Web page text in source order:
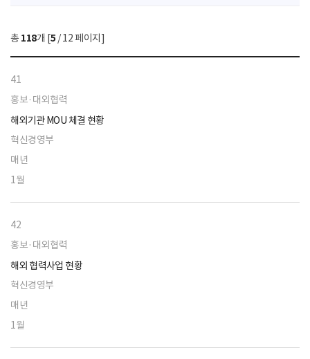
선
택
총 118개 [5 / 12 페이지]
41
홍보·대외협력
해외기관 MOU 체결 현황
혁신경영부
매년
1월
42
홍보·대외협력
해외 협력사업 현황
혁신경영부
매년
1월